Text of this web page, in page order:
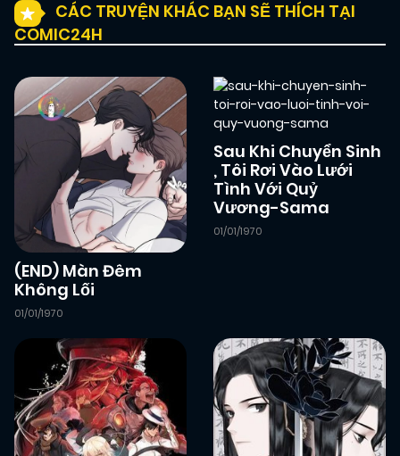
Chapter 10(JL) 19/12/2024
Chapter 9 (JL) 19/12/2024
Chapter 8(JL) 19/12/2024
Chapter 7(JL) 19/12/2024
Chapter 6(JL) 19/12/2024
Chapter 5(JL) 19/12/2024
Chapter 4(JL) 19/12/2024
CÁC TRUYỆN KHÁC BẠN SẼ THÍCH TẠI
COMIC24H
(END) Màn Đêm
Không Lối
01/01/1970
Sau Khi Chuyển Sinh
, Tôi Rơi Vào Lưới
Tình Với Quỷ
Vương-Sama
01/01/1970